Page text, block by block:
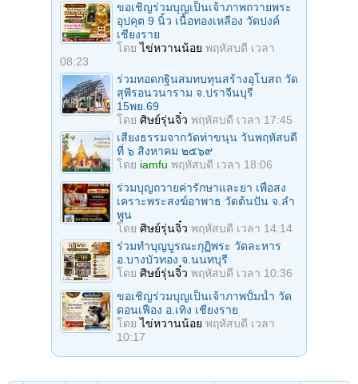
ขอเชิญร่วมบุญเป็นเจ้าภาพถวายพระ
อุปคุต 9 นิ้ว เนื้อทองเหลือง วัดปงค์
เชียงราย
โดยไข่หวานน้อย พฤหัสบดี เวลา
08:23
ร่วมทอดกฐินสมทบทุนสร้างอุโบสถ วัด
สุพีรอนวนาราม จ.ปราจีนบุรี
15พย.69
โดย ศิษย์รุ่นจิ๋ว พฤหัสบดี เวลา 17:45
เสียงธรรมจากวัดท่าขนุน วันพฤหัสบดี
ที่ ๖ สิงหาคม ๒๕๖๙
โดย iamfu พฤหัสบดี เวลา 18:06
ร่วมบุญถวายค่ารักษาและยา เพื่อสง
เคราะพระสงฆ์อาพาธ วัดต้นปัน จ.ลํา
พูน
โดย ศิษย์รุ่นจิ๋ว พฤหัสบดี เวลา 14:14
ร่วมทําบุญบูรณะกุฏิพระ วัดละหาร
อ.บางบัวทอง จ.นนทบุรี
โดย ศิษย์รุ่นจิ๋ว พฤหัสบดี เวลา 10:36
ขอเชิญร่วมบุญเป็นเจ้าภาพปั้มน้ำ วัด
ดอนเฟือง อ.เทิง เชียงราย
โดยไข่หวานน้อย พฤหัสบดี เวลา
10:17